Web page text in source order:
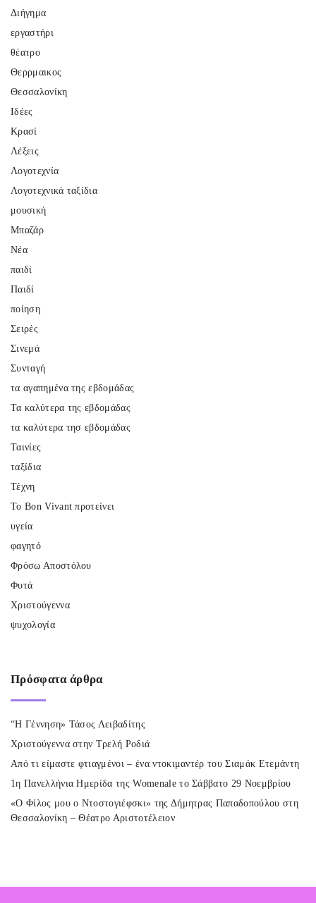
Διήγημα
εργαστήρι
θέατρο
Θερρμαικος
Θεσσαλονίκη
Ιδέες
Κρασί
Λέξεις
Λογοτεχνία
Λογοτεχνικά ταξίδια
μουσική
Μπαζάρ
Νέα
παιδί
Παιδί
ποίηση
Σειρές
Σινεμά
Συνταγή
τα αγαπημένα της εβδομάδας
Τα καλύτερα της εβδομάδας
τα καλύτερα τησ εβδομάδας
Ταινίες
ταξίδια
Τέχνη
Το Bon Vivant προτείνει
υγεία
φαγητό
Φρόσω Αποστόλου
Φυτά
Χριστούγεννα
ψυχολογία
Πρόσφατα άρθρα
“Η Γέννηση» Τάσος Λειβαδίτης
Χριστούγεννα στην Τρελή Ροδιά
Από τι είμαστε φτιαγμένοι – ένα ντοκιμαντέρ του Σιαμάκ Ετεμάντη
1η Πανελλήνια Ημερίδα της Womenale το Σάββατο 29 Νοεμβρίου
«Ο Φίλος μου ο Ντοστογιέφσκι» της Δήμητρας Παπαδοπούλου στη
Θεσσαλονίκη – Θέατρο Αριστοτέλειον